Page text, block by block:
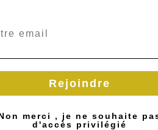
fumé Prunier
(400g)
Produits disponibles sous
ouvrés) - livraison à votre
sous 72h Pêché dans les eaux
Prunier est issu d’une...
Rejoindre
merci , je ne souhaite
d'accès privilégié